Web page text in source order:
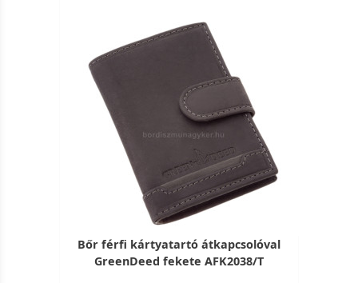
Bőr férfi kártyatartó átkapcsolóval
GreenDeed fekete AFK2038/T